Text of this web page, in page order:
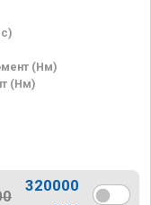
(Нм)
(Нм)
320000